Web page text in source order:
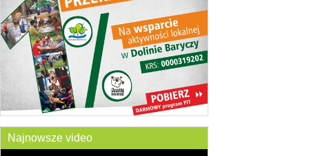
Najnowsze video